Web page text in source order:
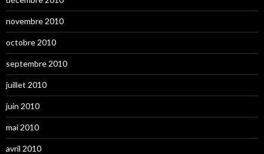
novembre 2010
octobre 2010
septembre 2010
juillet 2010
juin 2010
mai 2010
avril 2010